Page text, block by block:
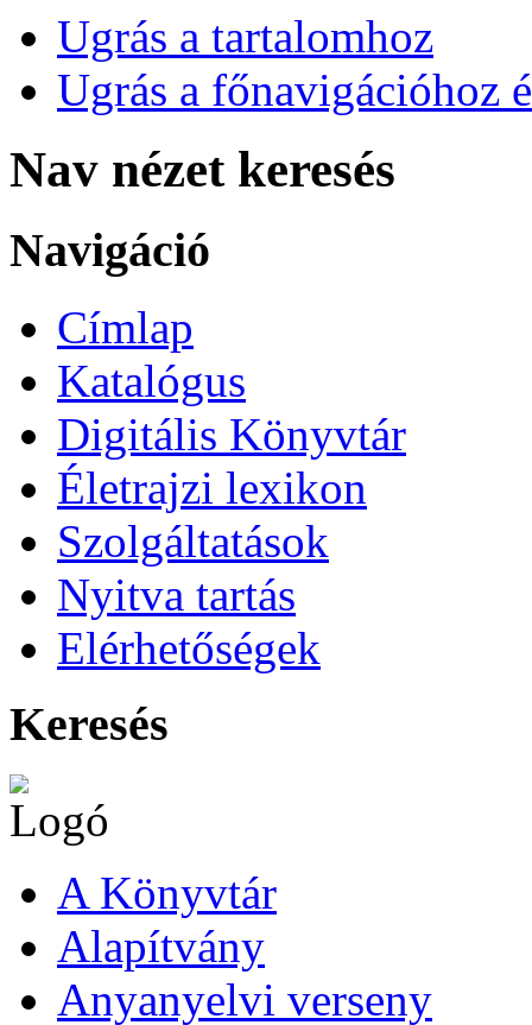
Ugrás a tartalomhoz
Ugrás a főnavigációhoz
Nav nézet keresés
Navigáció
Címlap
Katalógus
Digitális Könyvtár
Életrajzi lexikon
Szolgáltatások
Nyitva tartás
Elérhetőségek
Keresés
A Könyvtár
Alapítvány
Anyanyelvi verseny